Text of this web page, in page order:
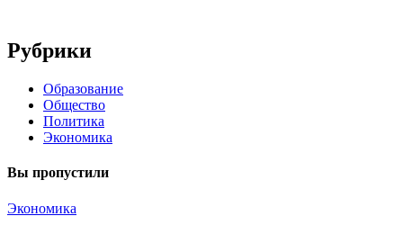
Рубрики
Образование
Общество
Политика
Экономика
Вы пропустили
Экономика